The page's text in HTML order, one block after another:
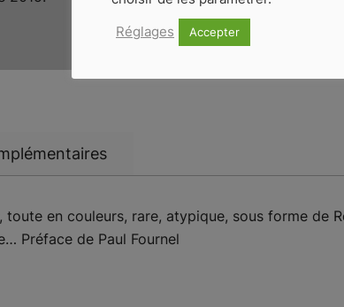
en couleurs, rare, atypique, sous forme de
Préface de Paul Fournel
Réglages Accepter